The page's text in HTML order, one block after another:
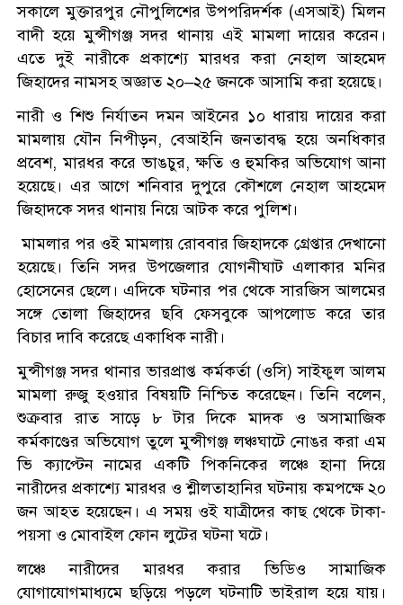
সকালে মুক্তারপুর নৌপুলিশের উপপরিদর্শক (এসআই) মিলন
বাদী হয়ে মুন্সীগঞ্জ সদর থানায় এই মামলা দায়ের করেন।
এতে দুই নারীকে প্রকাশ্যে মারধর করা নেহাল আহমেদ
জিহাদের নামসহ অজ্ঞাত ২০–২৫ জনকে আসামি করা হয়েছে।
নারী ও শিশু নির্যাতন দমন আইনের ১০ ধারায় দায়ের করা
মামলায় যৌন নিপীড়ন, বেআইনি জনতাবদ্ধ হয়ে অনধিকার
প্রবেশ, মারধর করে ভাঙচুর, ক্ষতি ও হুমকির অভিযোগ আনা
হয়েছে। এর আগে শনিবার দুপুরে কৌশলে নেহাল আহমেদ
জিহাদকে সদর থানায় নিয়ে আটক করে পুলিশ।
মামলার পর ওই মামলায় রোববার জিহাদকে গ্রেপ্তার দেখানো
হয়েছে। তিনি সদর উপজেলার যোগনীঘাট এলাকার মনির
হোসেনের ছেলে। এদিকে ঘটনার পর থেকে সারজিস আলমের
সঙ্গে তোলা জিহাদের ছবি ফেসবুকে আপলোড করে তার
বিচার দাবি করেছে একাধিক নারী।
মুন্সীগঞ্জ সদর থানার ভারপ্রাপ্ত কর্মকর্তা (ওসি) সাইফুল আলম
মামলা রুজু হওয়ার বিষয়টি নিশ্চিত করেছেন। তিনি বলেন,
শুক্রবার রাত সাড়ে ৮ টার দিকে মাদক ও অসামাজিক
কর্মকাণ্ডের অভিযোগ তুলে মুন্সীগঞ্জ লঞ্চঘাটে নোঙর করা এম
ভি ক্যাপ্টেন নামের একটি পিকনিকের লঞ্চে হানা দিয়ে
নারীদের প্রকাশ্যে মারধর ও শ্লীলতাহানির ঘটনায় কমপক্ষে ২০
জন আহত হয়েছেন। এ সময় ওই যাত্রীদের কাছ থেকে টাকা-
পয়সা ও মোবাইল ফোন লুটের ঘটনা ঘটে।
লঞ্চে নারীদের মারধর করার ভিডিও সামাজিক
যোগাযোগমাধ্যমে ছড়িয়ে পড়লে ঘটনাটি ভাইরাল হয়ে যায়।